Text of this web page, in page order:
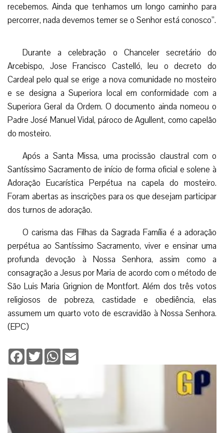
recebemos. Ainda que tenhamos um longo caminho para
percorrer, nada devemos temer se o Senhor está conosco”.
Durante a celebração o Chanceler secretário do
Arcebispo, Jose Francisco Castelló, leu o decreto do
Cardeal pelo qual se erige a nova comunidade no mosteiro
e se designa a Superiora local em conformidade com a
Superiora Geral da Ordem. O documento ainda nomeou o
Padre José Manuel Vidal, pároco de Agullent, como capelão
do mosteiro.
Após a Santa Missa, uma procissão claustral com o
Santíssimo Sacramento de início de forma oficial e solene à
Adoração Eucarística Perpétua na capela do mosteiro.
Foram abertas as inscrições para os que desejam participar
dos turnos de adoração.
O carisma das Filhas da Sagrada Família é a adoração
perpétua ao Santíssimo Sacramento, viver e ensinar uma
profunda devoção à Nossa Senhora, assim como a
consagração a Jesus por Maria de acordo com o método de
São Luis Maria Grignion de Montfort. Além dos três votos
religiosos de pobreza, castidade e obediência, elas
assumem um quarto voto de escravidão à Nossa Senhora.
(EPC)
Facebook
TwitterWhatsApp